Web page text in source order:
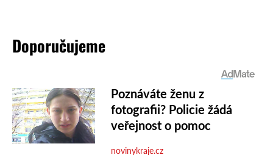
Doporučujeme